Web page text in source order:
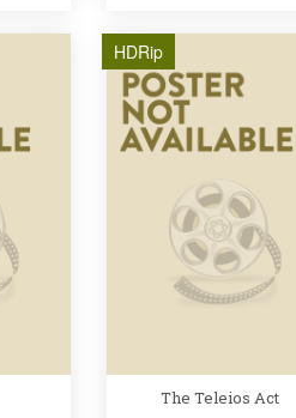
HDRip
The Teleios Act